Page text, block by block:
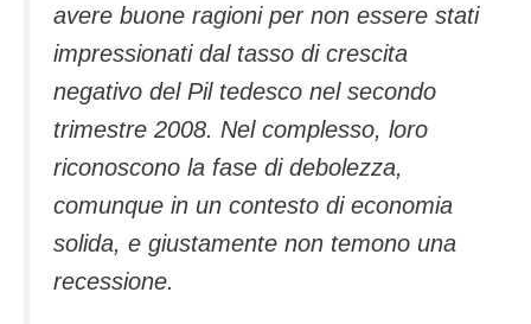
avere buone ragioni per non essere stati
impressionati dal tasso di crescita
negativo del Pil tedesco nel secondo
trimestre 2008. Nel complesso, loro
riconoscono la fase di debolezza,
comunque in un contesto di economia
solida, e giustamente non temono una
recessione.